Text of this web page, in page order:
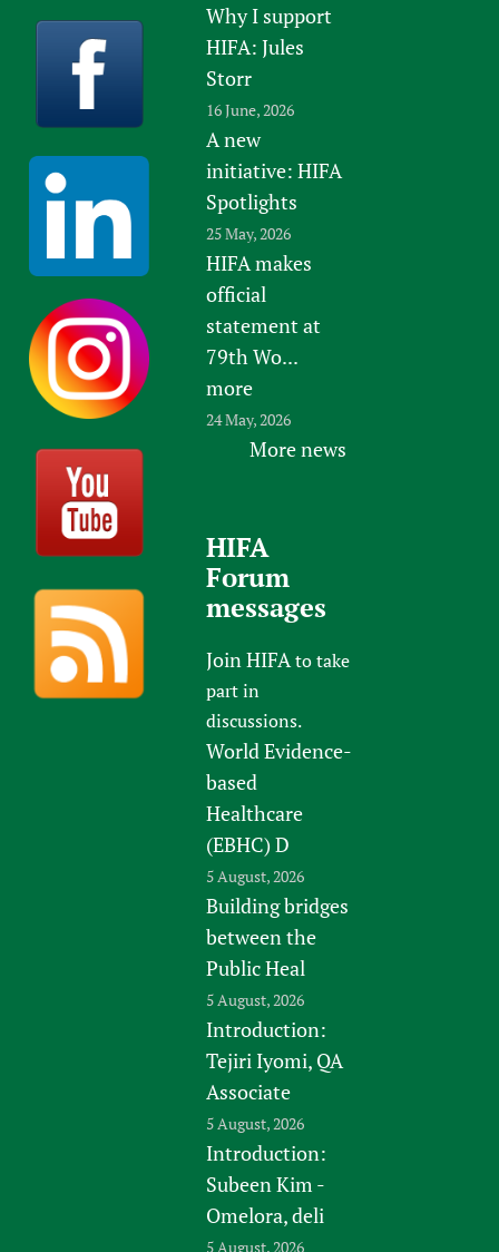
Why I support
HIFA: Jules
Storr
16 June, 2026
A new
initiative: HIFA
Spotlights
25 May, 2026
HIFA makes
official
statement at
79th Wo...
more
24 May, 2026
More news
HIFA
Forum
messages
Join HIFAto take
part in
discussions.
World Evidence-
based
Healthcare
(EBHC) D
5 August, 2026
Building bridges
between the
Public Heal
5 August, 2026
Introduction:
Tejiri Iyomi, QA
Associate
5 August, 2026
Introduction:
Subeen Kim -
Omelora, deli
5 August, 2026